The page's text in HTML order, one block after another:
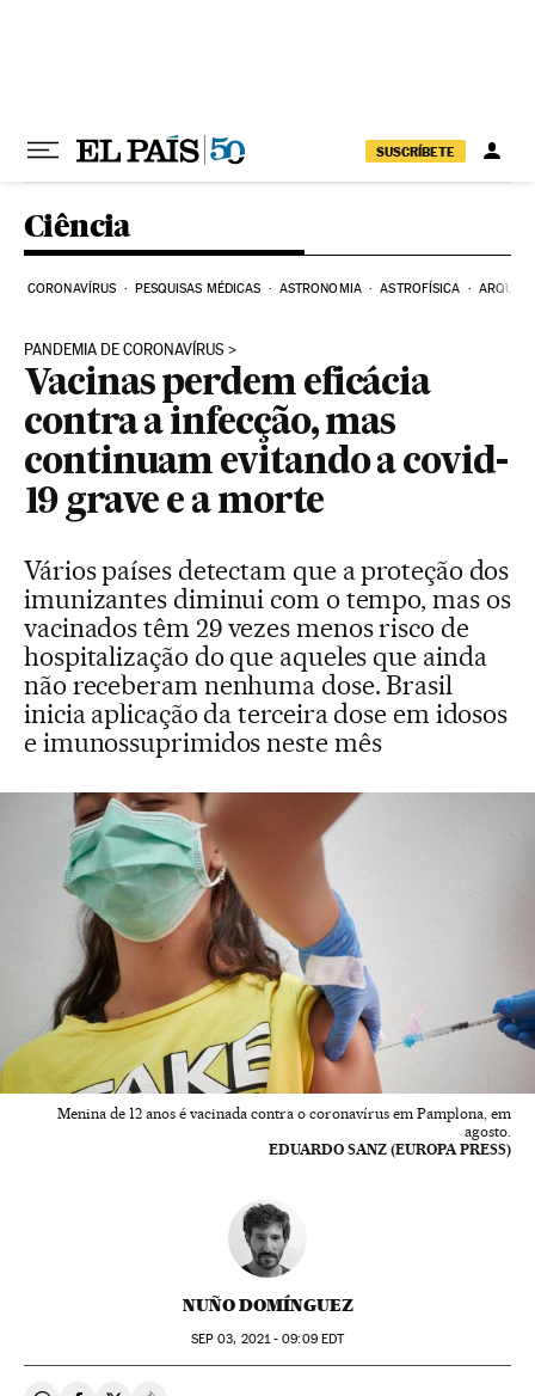
SUSCRÍBETE
Ciência
CORONAVÍRUS PESQUISAS MÉDICAS ASTRONOMIA ASTROFÍSICA
PANDEMIA DE CORONAVÍRUS
Vacinas perdem eficácia
contra a infecção, mas
continuam evitando a covid-
19 grave e a morte
Vários países detectam que a proteção dos
imunizantes diminui com o tempo, mas os
vacinados têm 29 vezes menos risco de
hospitalização do que aqueles que ainda
não receberam nenhuma dose. Brasil
inicia aplicação da terceira dose em idosos
e imunossuprimidos neste mês
Menina de 12 anos é vacinada contra o coronavírus em Pamplona, em
agosto.
EDUARDO SANZ (EUROPA PRESS)
NUÑO DOMÍNGUEZ
SEP 03, 2021 - 09:09EDT